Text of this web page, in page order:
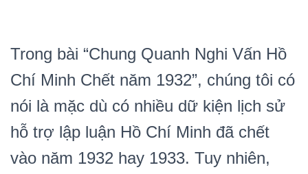
Trong bài “Chung Quanh Nghi Vấn Hồ
Chí Minh Chết năm 1932”, chúng tôi có
nói là mặc dù có nhiều dữ kiện lịch sử
hỗ trợ lập luận Hồ Chí Minh đã chết
vào năm 1932 hay 1933. Tuy nhiên,